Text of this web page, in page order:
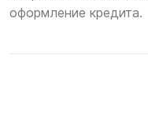
оформление кредита.